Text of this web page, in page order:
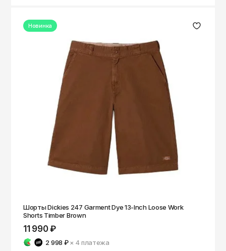
Новинка
Шорты Dickies 247 Garment Dye 13-Inch Loose Work
Shorts Timber Brown
11 990 ₽
2 998 ₽ × 4платежа